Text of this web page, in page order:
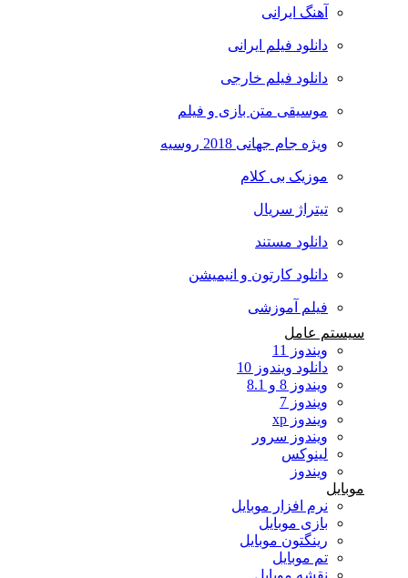
آهنگ ایرانی
دانلود فیلم ایرانی
دانلود فیلم خارجی
موسیقی متن بازی و فیلم
ویژه جام جهانی 2018 روسیه
موزیک بی کلام
تیتراژ سریال
دانلود مستند
دانلود کارتون و انیمیشن
فیلم آموزشی
سیستم عامل
ویندوز 11
دانلود ویندوز 10
ویندوز 8 و 8.1
ویندوز 7
ویندوز xp
ویندوز سرور
لینوکس
ویندوز
نرم افزار موبایل
بازی موبایل
رینگتون موبایل
تم موبایل
نقشه موبایل